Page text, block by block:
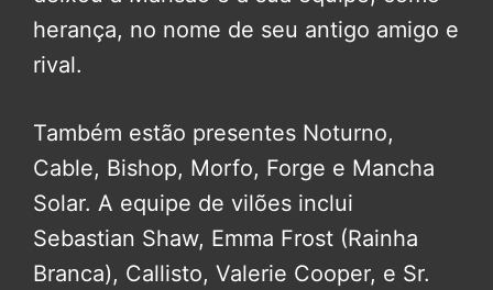
herança, no nome de seu antigo amigo e
rival.
Também estão presentes Noturno,
Cable, Bishop, Morfo, Forge e Mancha
Solar. A equipe de vilões inclui
Sebastian Shaw, Emma Frost (Rainha
Branca), Callisto, Valerie Cooper, e Sr.